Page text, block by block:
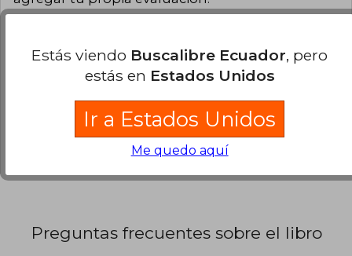
0% (0)
0% (0)
0% (0)
Preguntas frecuentes sobre el libro
Estás viendo Buscalibre Ecuador, pero
estás en Estados Unidos
Ir a Estados Unidos
Me quedo aquí